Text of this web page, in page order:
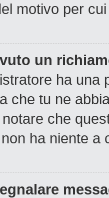
motivo per
un
ha una
che tu ne
che
ha niente a